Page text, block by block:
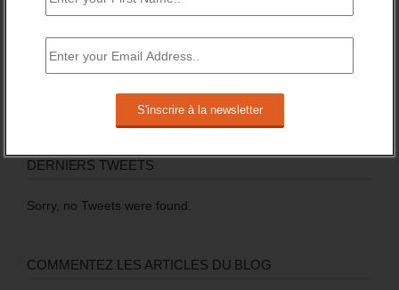
DERNIERS TWEETS
Sorry, no Tweets were found.
COMMENTEZ LES ARTICLES DU BLOG